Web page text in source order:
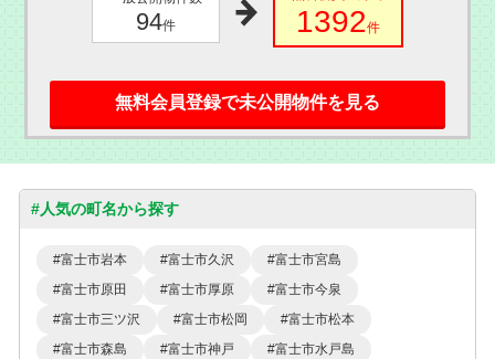
94件 1392件
無料会員登録で未公開物件を見る
#人気の町名から探す
富士市岩本 富士市久沢
富士市宮島
富士市原田
富士市厚原
富士市今泉
富士市三ツ沢
富士市松岡
富士市松本
富士市森島
富士市神戸
富士市水戸島